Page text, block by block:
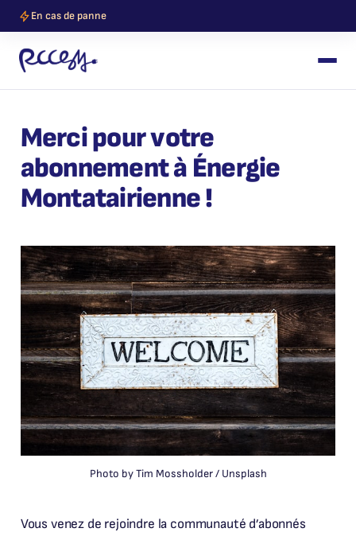
En cas de panne
Merci pour votre
abonnement à Énergie
Montatairienne !
Photo by Tim Mossholder / Unsplash
Vous venez de rejoindre la communauté d’abonnés